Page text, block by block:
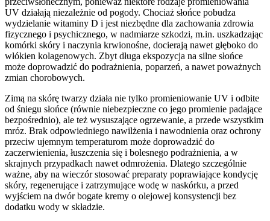
UV działają niezależnie od pogody. Chociaż słońce pobudza
wydzielanie witaminy D i jest niezbędne dla zachowania zdrowia
fizycznego i psychicznego, w nadmiarze szkodzi, m.in. uszkadzając
komórki skóry i naczynia krwionośne, docierają nawet głęboko do
włókien kolagenowych. Zbyt długa ekspozycja na silne słońce
może doprowadzić do podrażnienia, poparzeń, a nawet poważnych
zmian chorobowych.
Zimą na skórę twarzy działa nie tylko promieniowanie UV i odbite
od śniegu słońce (równie niebezpieczne co jego promienie padające
bezpośrednio), ale też wysuszające ogrzewanie, a przede wszystkim
mróz. Brak odpowiedniego nawilżenia i nawodnienia oraz ochrony
przeciw ujemnym temperaturom może doprowadzić do
zaczerwienienia, łuszczenia się i bolesnego podrażnienia, a w
skrajnych przypadkach nawet odmrożenia. Dlatego szczególnie
ważne, aby na wieczór stosować preparaty poprawiające kondycję
skóry, regenerujące i zatrzymujące wodę w naskórku, a przed
wyjściem na dwór bogate kremy o olejowej konsystencji bez
dodatku wody w składzie.